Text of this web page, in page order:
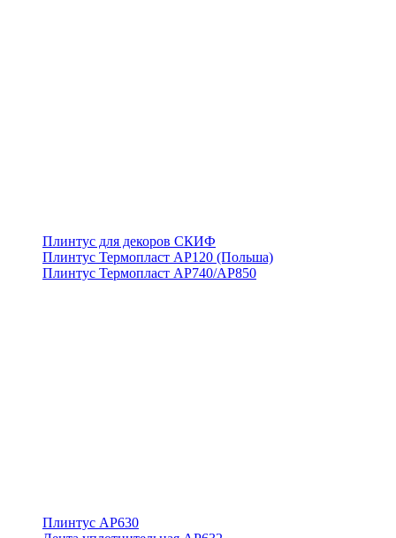
Плинтус для декоров СКИФ
Плинтус Термопласт АР120 (Польша)
Плинтус Термопласт АР740/АР850
Плинтус АР630